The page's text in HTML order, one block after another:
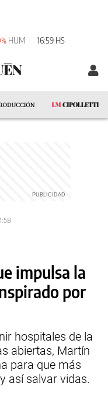
HUM 16:59 HS
impulsa la
por
hospitales de la
abiertas, Martín
para que más
así salvar vidas.